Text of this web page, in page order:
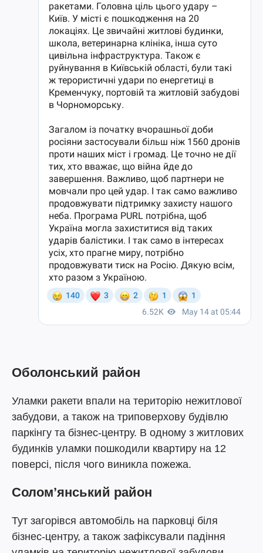
Оболонський район
Уламки ракети впали на територію нежитлової
забудови, а також на триповерхову будівлю
паркінгу та бізнес-центру. В одному з житлових
будинків уламки пошкодили квартиру на 12
поверсі, після чого виникла пожежа.
Солом’янський район
Тут загорівся автомобіль на парковці біля
бізнес-центру, а також зафіксували падіння